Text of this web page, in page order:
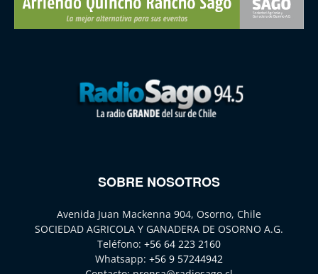
SOBRE NOSOTROS
Avenida Juan Mackenna 904, Osorno, Chile
SOCIEDAD AGRICOLA Y GANADERA DE OSORNO A.G.
Teléfono: +56 64 223 2160
Whatsapp: +56 9 57244942